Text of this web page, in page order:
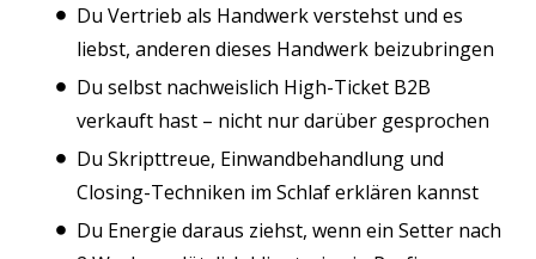
Du Vertrieb als Handwerk verstehst und es
liebst, anderen dieses Handwerk beizubringen
Du selbst nachweislich High-Ticket B2B
verkauft hast – nicht nur darüber gesprochen
Du Skripttreue, Einwandbehandlung und
Closing-Techniken im Schlaf erklären kannst
Du Energie daraus ziehst, wenn ein Setter nach